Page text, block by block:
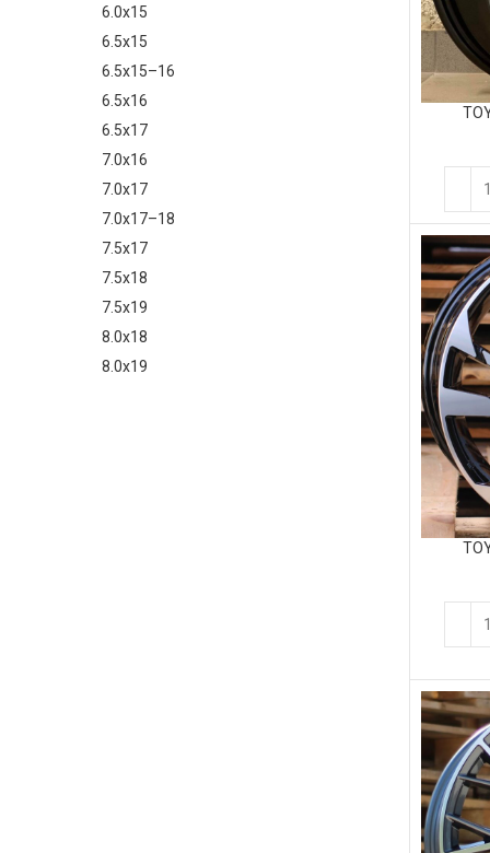
6.0x15
6.5x15
6.5x15–16
6.5x16
6.5x17
7.0x16
7.0x17
7.0x17–18
7.5x17
7.5x18
7.5x19
8.0x18
8.0x19